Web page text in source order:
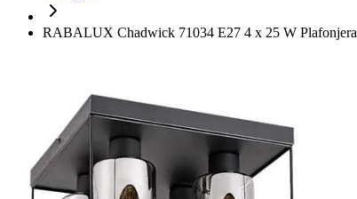
RABALUX Chadwick 71034 E27 4 x 25 W Plafonjera